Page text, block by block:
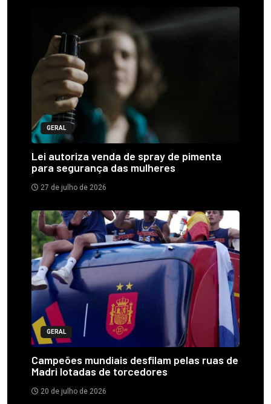
GERAL
Lei autoriza venda de spray de pimenta
para segurança das mulheres
27 de julho de 2026
GERAL
Campeões mundiais desfilam pelas ruas de
Madri lotadas de torcedores
20 de julho de 2026